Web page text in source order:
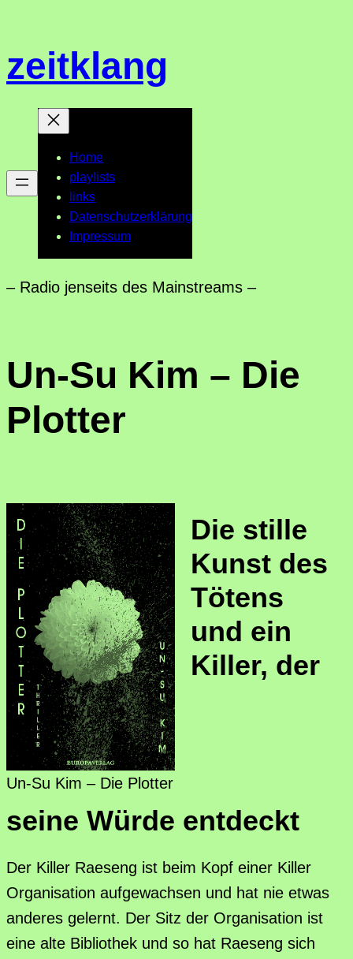
springen
zeitklang
Home
playlists
links
Datenschutzerklärung
Impressum
– Radio jenseits des Mainstreams –
Un-Su Kim – Die
Plotter
Un-Su Kim – Die Plotter
Die stille
Kunst des
Tötens
und ein
Killer, der
seine Würde entdeckt
Der Killer Raeseng ist beim Kopf einer Killer
Organisation aufgewachsen und hat nie etwas
anderes gelernt. Der Sitz der Organisation ist
eine alte Bibliothek und so hat Raeseng sich